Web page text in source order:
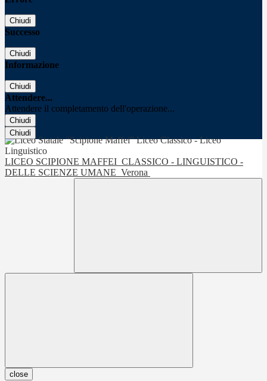
Chiudi
Successo
Chiudi
Informazione
Chiudi
Attendere...
Attendere il completamento dell'operazione...
Chiudi
Chiudi
LICEO SCIPIONE MAFFEI CLASSICO - LINGUISTICO -
DELLE SCIENZE UMANE Verona
close